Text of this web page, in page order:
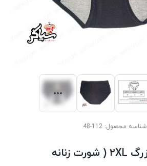
شناسه محصول:112-48
شورتکس سایز بزرگ ۲XL ( شورت زنانه